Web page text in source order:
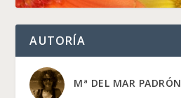
AUTORÍA
Mª DEL MAR PADRÓN